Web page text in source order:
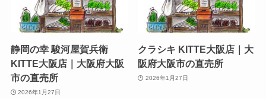
静岡の幸 駿河屋賀兵衛
KITTE大阪店｜大阪府大阪
市の直売所
2026年1月27日
クラシキ KITTE大阪店｜大
阪府大阪市の直売所
2026年1月27日